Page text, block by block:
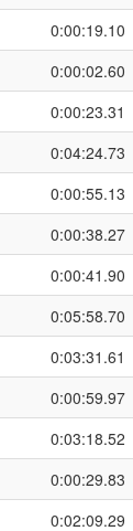
0:00:19.10
0:00:02.60
0:00:23.31
0:04:24.73
0:00:55.13
0:00:38.27
0:00:41.90
0:05:58.70
0:03:31.61
0:00:59.97
0:03:18.52
0:00:29.83
0:02:09.29